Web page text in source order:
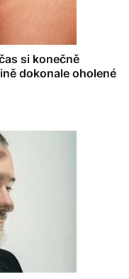
si konečně
dokonale oholené